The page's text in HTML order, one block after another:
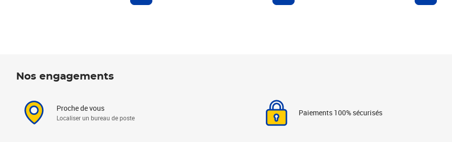
Nos engagements
Proche de vous
Localiser un bureau de poste
Paiements 100% sécurisés